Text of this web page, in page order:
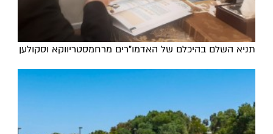
תניא השלם בהיכלם של האדמו"רים מרחמסטריווקא וסקולען